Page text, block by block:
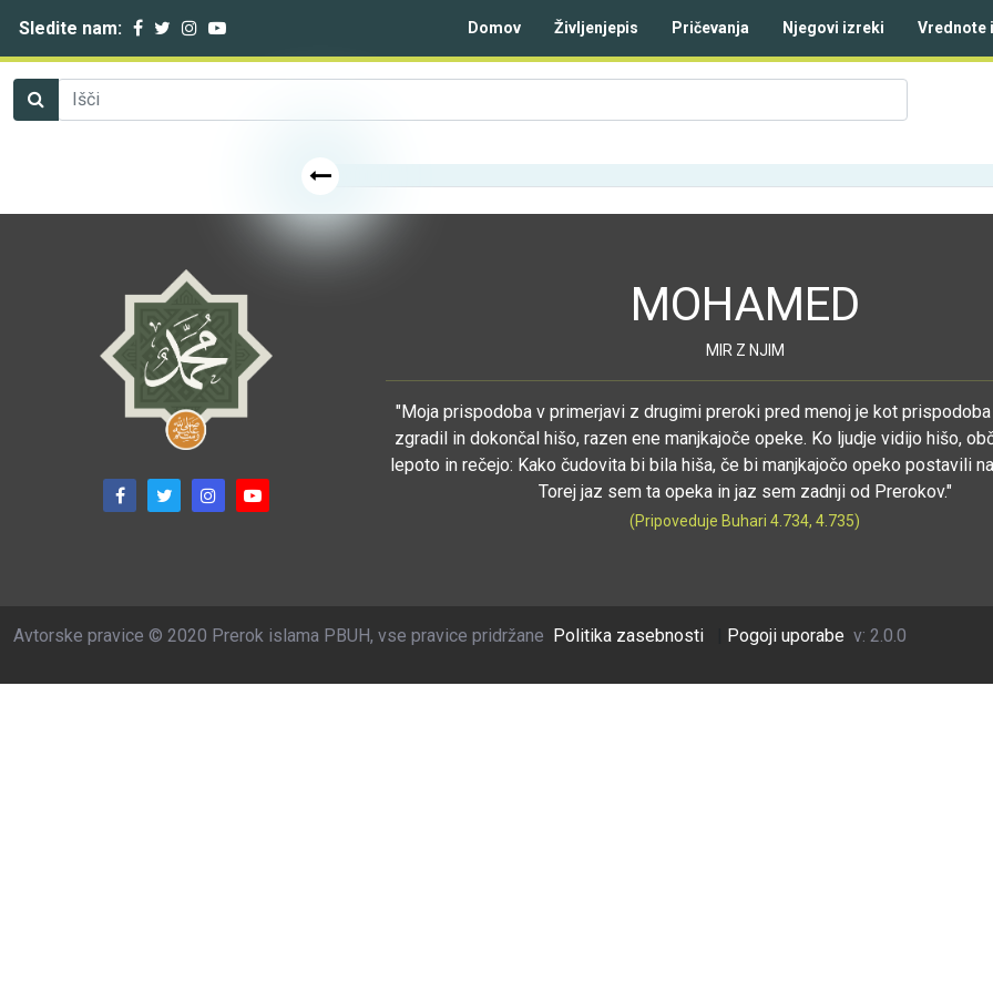
Sledite nam: Domov Življenjepis Pričevanja Njegovi izreki Vrednote
MOHAMED
MIR Z NJIM
"Moja prispodoba v primerjavi z drugimi preroki pred menoj je kot
zgradil in dokončal hišo, razen ene manjkajoče opeke. Ko ljudje vidijo hišo,
lepoto in rečejo: Kako čudovita bi bila hiša, če bi manjkajočo opeko postavili
Torej jaz sem ta opeka in jaz sem zadnji od Prerokov."
(Pripoveduje Buhari 4.734, 4.735)
Avtorske pravice © 2020 Prerok islama PBUH, vse pravice pridržane Politika zasebnosti Pogoji uporabe v: 2.0.0